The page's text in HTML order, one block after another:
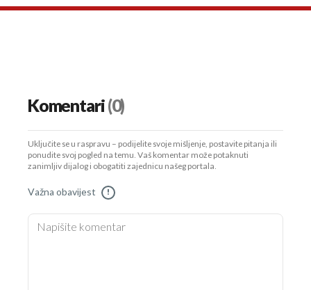
Komentari(0)
Uključite se u raspravu – podijelite svoje mišljenje, postavite pitanja ili
ponudite svoj pogled na temu. Vaš komentar može potaknuti
zanimljiv dijalog i obogatiti zajednicu našeg portala.
Važna obavijest !